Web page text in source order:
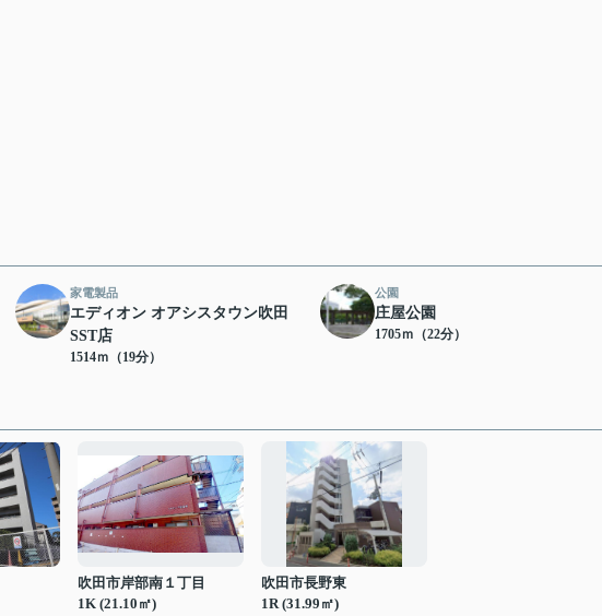
家電製品
エディオン オアシスタウン吹田
SST店
1514ｍ（19分）
公園
庄屋公園
1705ｍ（22分）
吹田市岸部南１丁目
1K (21.10㎡)
吹田市長野東
1R (31.99㎡)